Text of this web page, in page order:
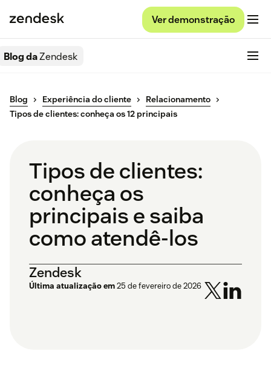
Ver demonstração
Blog daZendesk
Blog Experiência do cliente
Relacionamento
Tipos de clientes: conheça os 12 principais
Tipos de clientes:
conheça os
principais e saiba
como atendê-los
Zendesk
Última atualização em25 de fevereiro de 2026